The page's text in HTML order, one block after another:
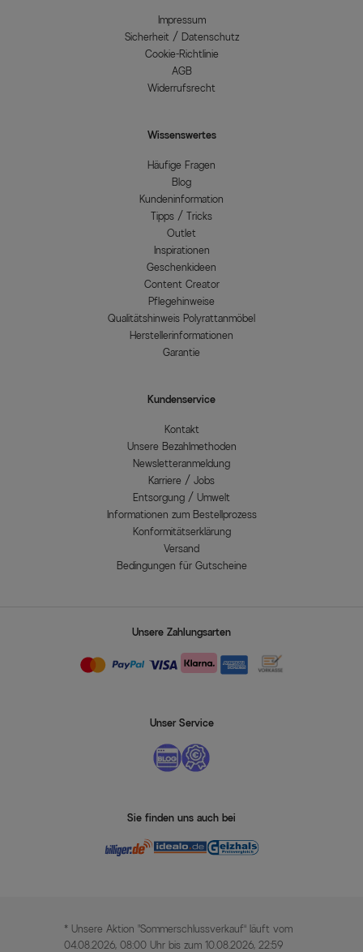
Impressum
Sicherheit / Datenschutz
Cookie-Richtlinie
AGB
Widerrufsrecht
Wissenswertes
Häufige Fragen
Blog
Kundeninformation
Tipps / Tricks
Outlet
Inspirationen
Geschenkideen
Content Creator
Pflegehinweise
Qualitätshinweis Polyrattanmöbel
Herstellerinformationen
Garantie
Kundenservice
Kontakt
Unsere Bezahlmethoden
Newsletteranmeldung
Karriere / Jobs
Entsorgung / Umwelt
Informationen zum Bestellprozess
Konformitätserklärung
Versand
Bedingungen für Gutscheine
Unsere Zahlungsarten
Unser Service
Sie finden uns auch bei
* Unsere Aktion „Sommerschlussverkauf“ läuft vom
04.08.2026, 08:00 Uhr bis zum 10.08.2026, 22:59